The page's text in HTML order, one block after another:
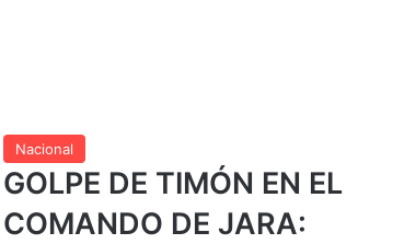
Nacional
GOLPE DE TIMÓN EN EL
COMANDO DE JARA: